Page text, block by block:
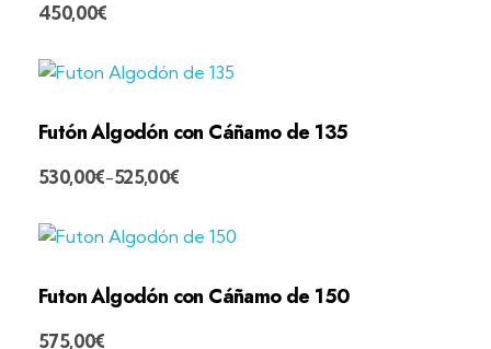
450,00€
Futón Algodón con Cáñamo de 135
525,00€
-
530,00€
Futon Algodón con Cáñamo de 150
575,00€